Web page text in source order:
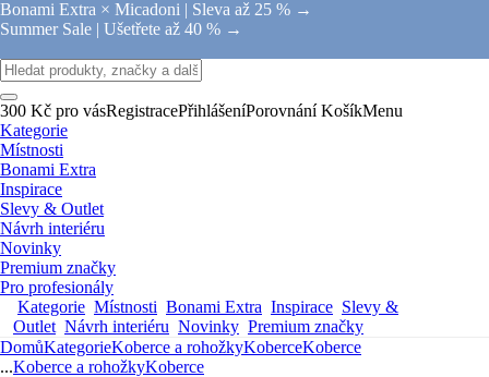
Bonami Extra × Micadoni | Sleva až 25 % →
Summer Sale | Ušetřete až 40 % →
300 Kč pro vásRegistracePřihlášeníPorovnání KošíkMenu
Kategorie
Místnosti
Bonami Extra
Inspirace
Slevy & Outlet
Návrh interiéru
Novinky
Premium značky
Pro profesionály
Kategorie Místnosti Bonami Extra Inspirace Slevy &
Outlet Návrh interiéru Novinky Premium značky
DomůKategorieKoberce a rohožkyKoberceKoberce
...Koberce a rohožkyKoberce